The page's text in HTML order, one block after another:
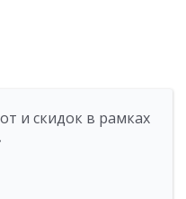
и скидок в рамках